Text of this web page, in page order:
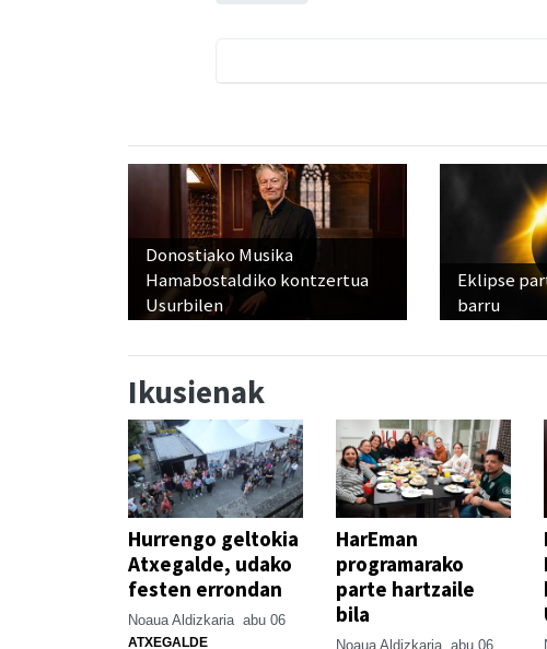
Donostiako Musika
Hamabostaldiko kontzertua
Usurbilen
Eklipse
barru
Ikusienak
Hurrengo geltokia
Atxegalde, udako
festen errondan
Noaua Aldizkaria abu 06
ATXEGALDE
HarEman
programarako
parte hartzaile
bila
Noaua Aldizkaria abu 06